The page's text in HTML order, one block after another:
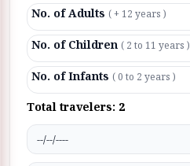
No. of Adults ( + 12 years )
No. of Children ( 2 to 11 years )
No. of Infants ( 0 to 2 years )
Total travelers: 2